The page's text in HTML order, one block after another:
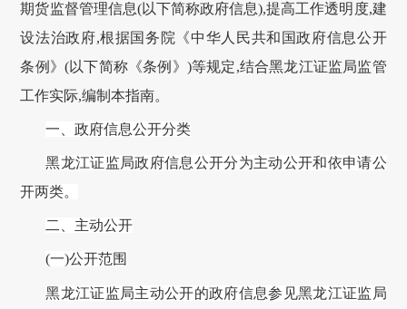
期货监督管理信息(以下简称政府信息),提高工作透明度,建
设法治政府,根据国务院《中华人民共和国政府信息公开
条例》(以下简称《条例》)等规定,结合黑龙江证监局监管
工作实际,编制本指南。
一、政府信息公开分类
黑龙江证监局政府信息公开分为主动公开和依申请公
开两类。
二、主动公开
(一)公开范围
黑龙江证监局主动公开的政府信息参见黑龙江证监局